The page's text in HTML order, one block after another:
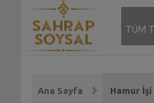
TÜM
Ana Sayfa Hamur